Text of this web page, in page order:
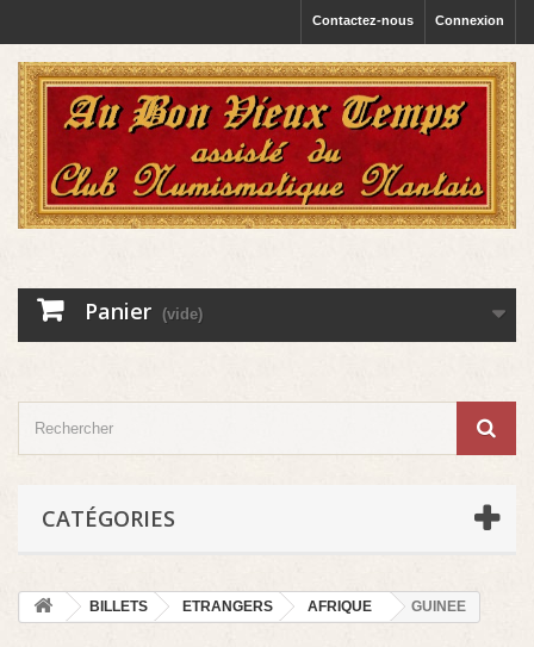
Connexion
Contactez-nous
Panier (vide)
CATÉGORIES
BILLETS ETRANGERS AFRIQUE GUINEE